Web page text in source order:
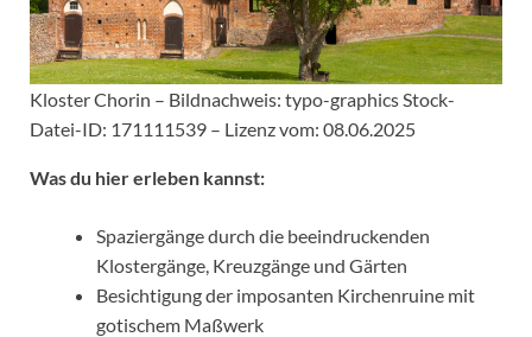
Kloster Chorin – Bildnachweis: typo-graphics Stock-
Datei-ID: 171111539 – Lizenz vom: 08.06.2025
Was du hier erleben kannst:
Spaziergänge durch die beeindruckenden
Klostergänge, Kreuzgänge und Gärten
Besichtigung der imposanten Kirchenruine mit
gotischem Maßwerk